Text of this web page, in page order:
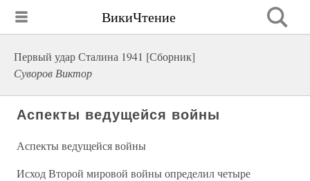
ВикиЧтение
Первый удар Сталина 1941 [Сборник]
Суворов Виктор
Аспекты ведущейся войны
Аспекты ведущейся войны
Исход Второй мировой войны определил четыре